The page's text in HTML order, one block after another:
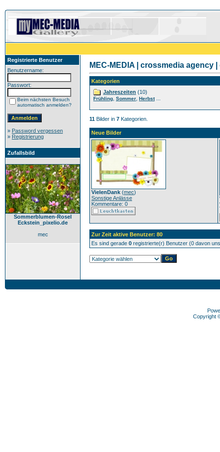
Registrierte Benutzer
Benutzername:
Passwort:
Beim nächsten Besuch
automatisch anmelden?
» Password vergessen
» Registrierung
Zufallsbild
Sommerblumen-Rosel
Eckstein_pixelio.de
mec
MEC-MEDIA | crossmedia
Kategorien
Jahreszeiten (10)
Frühling Sommer Herbst...
11 Bilder in 7 Kategorien.
Neue Bilder
VielenDank (mec)
Sonstige Anlässe
Kommentare: 0
Zur Zeit aktive Benutzer: 80
Es sind gerade 0 registrierte(r) Benutzer (0 davon
Copyright